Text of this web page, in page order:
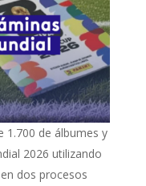
1.700 de álbumes y
2026 utilizando
dos procesos